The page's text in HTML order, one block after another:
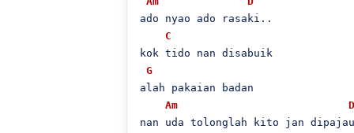
ado nyao ado rasaki..
C
kok tido nan disabuik
G
alah pakaian badan
Am
D
nan uda tolonglah kito jan